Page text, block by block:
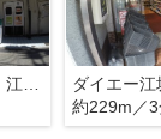
ダイエー
約229m／